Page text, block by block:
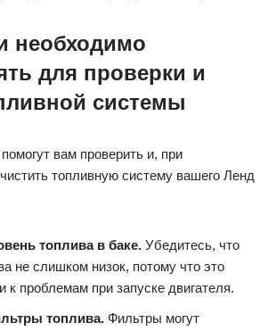
необходимо
для проверки и
системы
вам проверить и, при
топливную систему вашего Ленд
топлива в баке. Убедитесь, что
не слишком низок, потому что это
к проблемам при запуске двигателя.
топлива. Фильтры могут